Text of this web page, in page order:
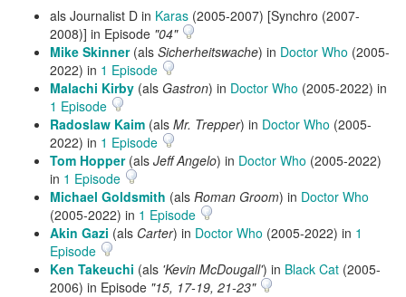
als Journalist D in Karas (2005-2007) [Synchro (2007-
2008)] in Episode "04"
Mike Skinner(als Sicherheitswache) in Doctor Who (2005-
2022) in 1 Episode
Malachi Kirby (als Gastron) in Doctor Who (2005-2022) in
1 Episode
Radoslaw Kaim (als Mr. Trepper) in Doctor Who (2005-
2022) in 1 Episode
Tom Hopper(als Jeff Angelo) in Doctor Who (2005-2022)
in 1 Episode
Michael Goldsmith (als Roman Groom) in Doctor Who
(2005-2022) in 1 Episode
Akin Gazi (als Carter) in Doctor Who (2005-2022) in 1
Episode
Ken Takeuchi (als 'Kevin McDougall') in Black Cat (2005-
2006) in Episode "15, 17-19, 21-23"